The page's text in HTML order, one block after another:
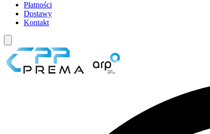
Płatności
Dostawy
Kontakt